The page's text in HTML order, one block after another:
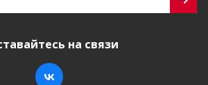
на связи